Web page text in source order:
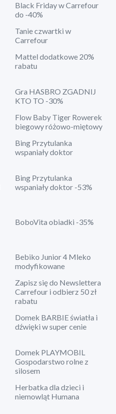
Black Friday w Carrefour
do -40%
Tanie czwartki w
Carrefour
Mattel dodatkowe 20%
rabatu
Gra HASBRO ZGADNIJ
KTO TO -30%
Flow Baby Tiger Rowerek
biegowy różowo-miętowy
Bing Przytulanka
wspaniały doktor
Bing Przytulanka
wspaniały doktor -53%
BoboVita obiadki -35%
Bebiko Junior 4 Mleko
modyfikowane
Zapisz się do Newslettera
Carrefour i odbierz 50 zł
rabatu
Domek BARBIE światła i
dźwięki w super cenie
Domek PLAYMOBIL
Gospodarstwo rolne z
silosem
Herbatka dla dzieci i
niemowląt Humana